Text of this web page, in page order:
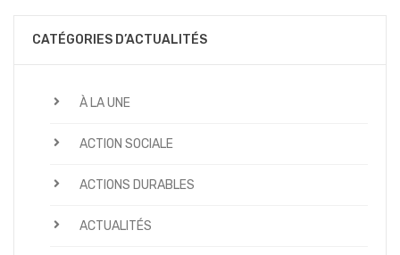
CATÉGORIES D’ACTUALITÉS
À LA UNE
ACTION SOCIALE
ACTIONS DURABLES
ACTUALITÉS